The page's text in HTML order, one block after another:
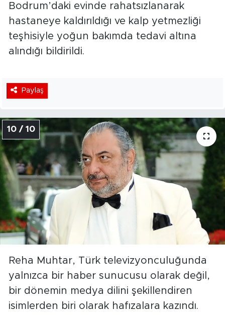
Bodrum’daki evinde rahatsızlanarak
hastaneye kaldırıldığı ve kalp yetmezliği
teşhisiyle yoğun bakımda tedavi altına
alındığı bildirildi.
Paylaş
10 / 10
Reha Muhtar, Türk televizyonculuğunda
yalnızca bir haber sunucusu olarak değil,
bir dönemin medya dilini şekillendiren
isimlerden biri olarak hafızalara kazındı.